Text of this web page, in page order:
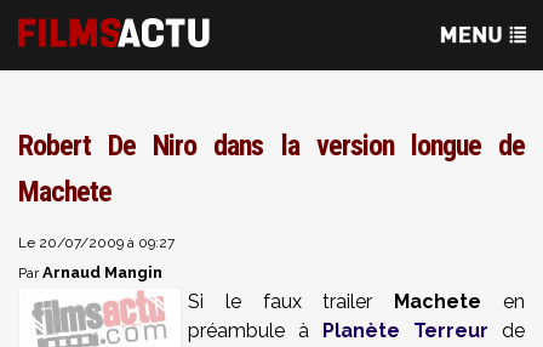
Robert De Niro dans la version longue de
Machete
Le 20/07/2009 à 09:27
ParArnaud Mangin
Si le faux trailer Machete en
préambule à Planète Terreur de